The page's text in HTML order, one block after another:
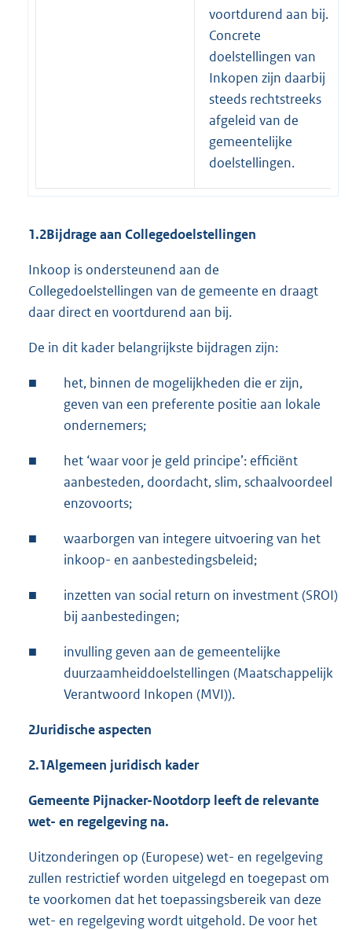
voortdurend aan bij.
Concrete
doelstellingen van
Inkopen zijn daarbij
steeds rechtstreeks
afgeleid van de
gemeentelijke
doelstellingen.
1.2Bijdrage aan Collegedoelstellingen
Inkoop is ondersteunend aan de
Collegedoelstellingen van de gemeente en draagt
daar direct en voortdurend aan bij.
De in dit kader belangrijkste bijdragen zijn:
■
het, binnen de mogelijkheden die er zijn,
geven van een preferente positie aan lokale
ondernemers;
■
het ‘waar voor je geld principe’: efficiënt
aanbesteden, doordacht, slim, schaalvoordeel
enzovoorts;
■
waarborgen van integere uitvoering van het
inkoop- en aanbestedingsbeleid;
■
inzetten van social return on investment (SROI)
bij aanbestedingen;
■
invulling geven aan de gemeentelijke
duurzaamheiddoelstellingen (Maatschappelijk
Verantwoord Inkopen (MVI)).
2Juridische aspecten
2.1Algemeen juridisch kader
Gemeente Pijnacker-Nootdorp leeft de relevante
wet- en regelgeving na.
Uitzonderingen op (Europese) wet- en regelgeving
zullen restrictief worden uitgelegd en toegepast om
te voorkomen dat het toepassingsbereik van deze
wet- en regelgeving wordt uitgehold. De voor het